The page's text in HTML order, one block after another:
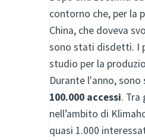
contorno che, per la
China, che doveva
sono stati disdetti. I
studio per la
Durante l'anno,
100.000 accessi. Tra
nell’ambito di
quasi 1.000